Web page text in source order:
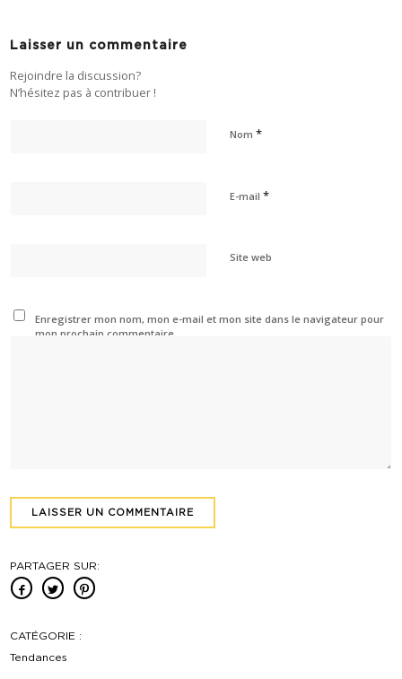
Laisser un commentaire
Rejoindre la discussion?
N’hésitez pas à contribuer !
Nom*
E-mail*
Site web
Enregistrer mon nom, mon e-mail et mon site dans le navigateur pour
mon prochain commentaire.
PARTAGER SUR:
CATÉGORIE :
Tendances